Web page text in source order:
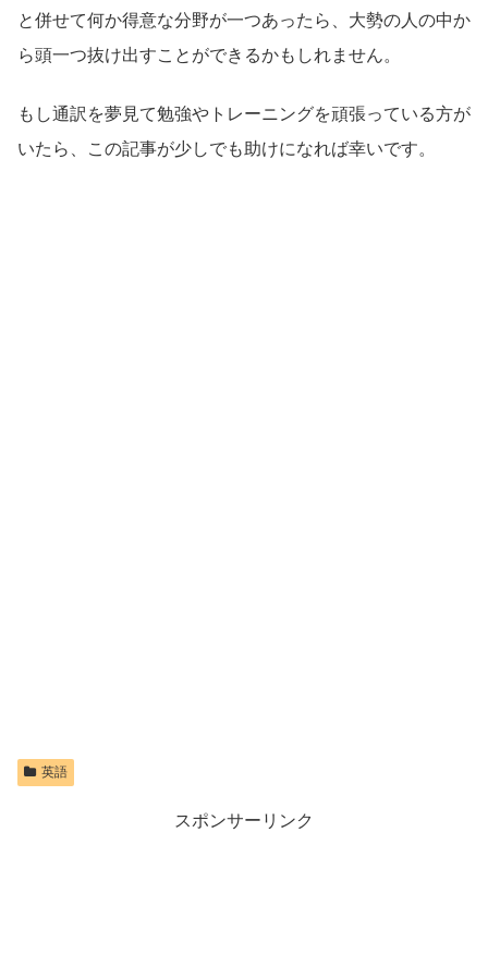
と併せて何か得意な分野が一つあったら、大勢の人の中か
ら頭一つ抜け出すことができるかもしれません。
もし通訳を夢見て勉強やトレーニングを頑張っている方が
いたら、この記事が少しでも助けになれば幸いです。
英語
スポンサーリンク